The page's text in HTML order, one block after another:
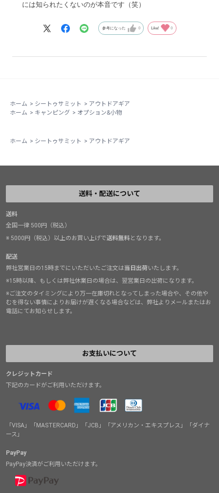
には知られたくないのが本音です（笑）
参考になった 0 Like! 0
ホーム > シートゥサミット > アウトドアギア
ホーム > キャンピング > オプション&小物
ホーム > シートゥサミット > アウトドアギア
送料・配送について
送料
全国一律 500円（税込）
※ 5000円（税込）以上のお買い上げで送料無料となります。
配送
弊社営業日の15時までにいただいたご注文は当日出荷いたします。
※15時以降、もしくは弊社休業日の場合は、翌営業日の出荷になります。
※ご注文のタイミングにより万一在庫切れとなってしまった場合や、その他や
むを得ない事情によりお届けが遅くなる場合などは、弊社よりメールまたはお
電話にてお知らせします。
お支払いについて
クレジットカード
下記のカードがご利用いただけます。
「VISA」「MASTERCARD」「JCB」「アメリカン・エキスプレス」「ダイナ
ース」
PayPay
PayPay決済がご利用いただけます。